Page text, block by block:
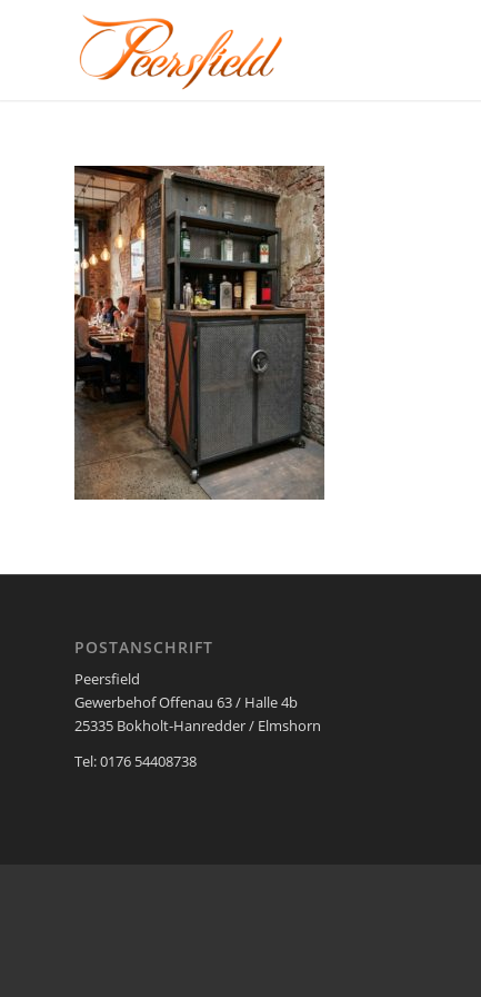
POSTANSCHRIFT
Peersfield
Gewerbehof Offenau 63 / Halle 4b
25335 Bokholt-Hanredder / Elmshorn
Tel: 0176 54408738